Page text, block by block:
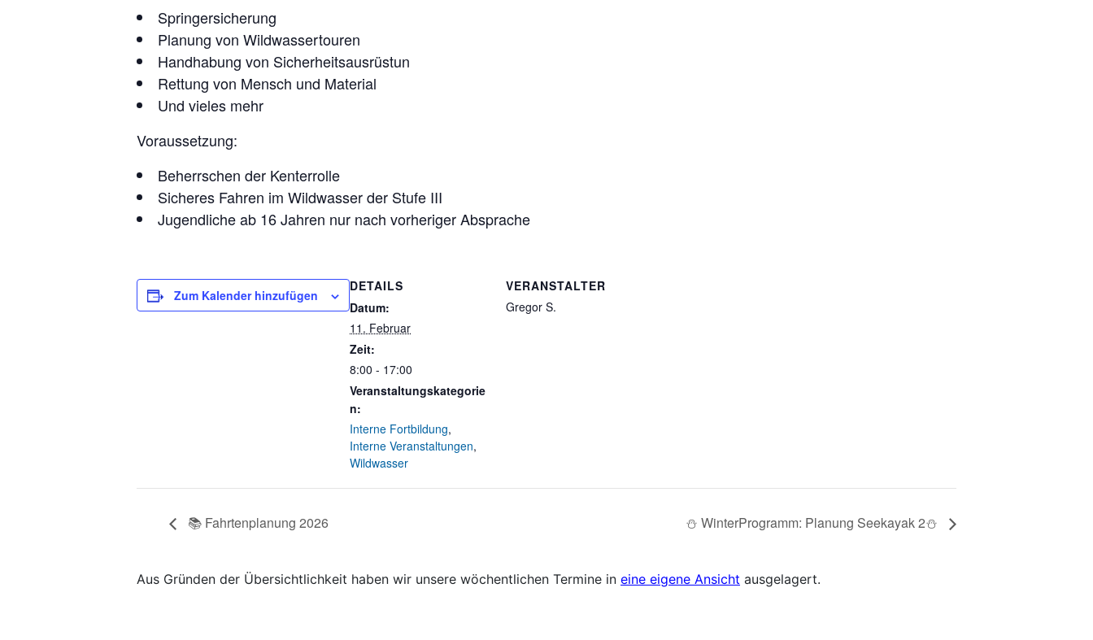
Springersicherung
Planung von Wildwassertouren
Handhabung von Sicherheitsausrüstun
Rettung von Mensch und Material
Und vieles mehr
Voraussetzung:
Beherrschen der Kenterrolle
Sicheres Fahren im Wildwasser der Stufe III
Jugendliche ab 16 Jahren nur nach vorheriger Absprache
Zum Kalender hinzufügen
DETAILS
Datum:
11. Februar
Zeit:
8:00 - 17:00
Veranstaltungskategorie
n:
Interne Fortbildung,
Interne Veranstaltungen,
Wildwasser
VERANSTALTER
Gregor S.
📚 Fahrtenplanung 2026 ⛄ WinterProgramm: Planung Seekayak 2⛄
Aus Gründen der Übersichtlichkeit haben wir unsere wöchentlichen Termine in eine eigene Ansicht ausgelagert.